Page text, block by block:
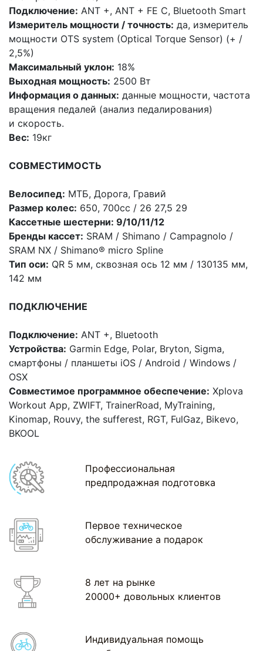
Подключение: ANT +, ANT + FE C, Bluetooth Smart
Измеритель мощности / точность: да, измеритель
мощности OTS system (Optical Torque Sensor) (+ /
2,5%)
Максимальный уклон: 18%
Выходная мощность: 2500 Вт
Информация о данных: данные мощности, частота
вращения педалей (анализ педалирования)
и скорость.
Вес: 19кг
СОВМЕСТИМОСТЬ
Велосипед: МТБ, Дорога, Гравий
Размер колес: 650, 700cc / 26 27,5 29
Кассетные шестерни: 9/10/11/12
Бренды кассет: SRAM / Shimano / Campagnolo /
SRAM NX / Shimano® micro Spline
Тип оси: QR 5 мм, сквозная ось 12 мм / 130135 мм,
142 мм
ПОДКЛЮЧЕНИЕ
Подключение: ANT +, Bluetooth
Устройства: Garmin Edge, Polar, Bryton, Sigma,
смартфоны / планшеты iOS / Android / Windows /
OSX
Совместимое программное обеспечение: Xplova
Workout App, ZWIFT, TrainerRoad, MyTraining,
Kinomap, Rouvy, the sufferest, RGT, FulGaz, Bikevo,
BKOOL
Профессиональная
предпродажная подготовка
Первое техническое
обслуживание а подарок
8 лет на рынке
20000+ довольных клиентов
Индивидуальная помощь